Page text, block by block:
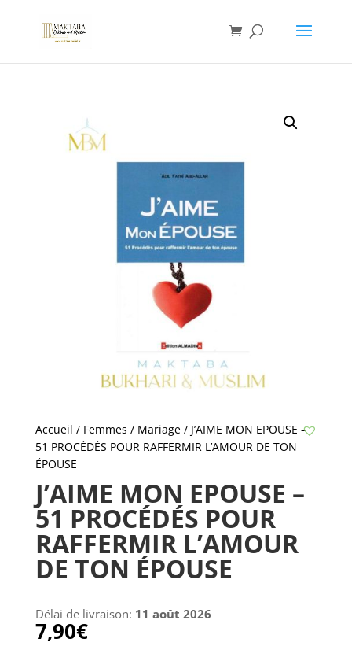
Accueil / Femmes / Mariage/ J’AIME MON EPOUSE –
51 PROCÉDÉS POUR RAFFERMIR L’AMOUR DE TON
ÉPOUSE
J’AIME MON EPOUSE –
51 PROCÉDÉS POUR
RAFFERMIR L’AMOUR
DE TON ÉPOUSE
Délai de livraison: 11 août 2026
7,90€